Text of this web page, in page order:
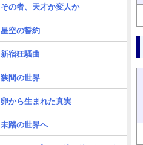
その者、天才か変人か
星空の誓約
新宿狂騒曲
狭間の世界
卵から生まれた真実
未踏の世界へ